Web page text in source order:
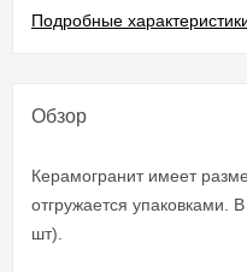
Подробные
Обзор
Керамогранит имеет
отгружается упаковками.
шт).